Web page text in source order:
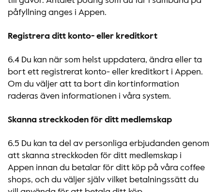
påfyllning anges i Appen.
Registrera ditt konto- eller kreditkort
6.4 Du kan när som helst uppdatera, ändra eller ta
bort ett registrerat konto- eller kreditkort i Appen.
Om du väljer att ta bort din kortinformation
raderas även informationen i våra system.
Skanna streckkoden för ditt medlemskap
6.5 Du kan ta del av personliga erbjudanden genom
att skanna streckkoden för ditt medlemskap i
Appen innan du betalar för ditt köp på våra coffee
shops, och du väljer själv vilket betalningssätt du